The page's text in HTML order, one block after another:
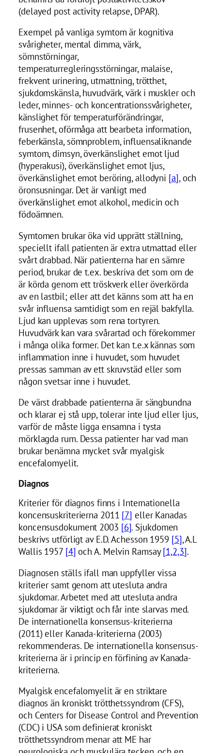
(delayed post activity relapse, DPAR).
Exempel på vanliga symtom är kognitiva
svårigheter, mental dimma, värk,
sömnstörningar,
temperaturregleringsstörningar, malaise,
frekvent urinering, utmattning, trötthet,
sjukdomskänsla, huvudvärk, värk i muskler och
leder, minnes- och koncentrationssvårigheter,
känslighet för temperaturförändringar,
frusenhet, oförmåga att bearbeta information,
feberkänsla, sömnproblem, influensaliknande
symtom, dimsyn, överkänslighet emot ljud
(hyperakusi), överkänslighet emot ljus,
överkänslighet emot beröring, allodyni [a], och
öronsusningar. Det är vanligt med
överkänslighet emot alkohol, medicin och
födoämnen.
Symtomen brukar öka vid upprätt ställning,
speciellt ifall patienten är extra utmattad eller
svårt drabbad. När patienterna har en sämre
period, brukar de t.ex. beskriva det som om de
är körda genom ett tröskverk eller överkörda
av en lastbil; eller att det känns som att ha en
svår influensa samtidigt som en rejäl bakfylla.
Ljud kan upplevas som rena tortyren.
Huvudvärk kan vara svårartad och förekommer
i många olika former. Det kan t.e.x kännas som
inflammation inne i huvudet, som huvudet
pressas samman av ett skruvstäd eller som
någon svetsar inne i huvudet.
De värst drabbade patienterna är sängbundna
och klarar ej stå upp, tolerar inte ljud eller ljus,
varför de måste ligga ensamna i tysta
mörklagda rum. Dessa patienter har vad man
brukar benämna mycket svår myalgisk
encefalomyelit.
Diagnos
Kriterier för diagnos finns i Internationella
koncensuskriterierna 2011 [7] eller Kanadas
koncensusdokument 2003 [6]. Sjukdomen
beskrivs utförligt av E.D. Achesson 1959 [5], A.L
Wallis 1957 [4] och A. Melvin Ramsay[1,2,3].
Diagnosen ställs ifall man uppfyller vissa
kriterier samt genom att utesluta andra
sjukdomar. Arbetet med att utesluta andra
sjukdomar är viktigt och får inte slarvas med.
De internationella konsensus-kriterierna
(2011) eller Kanada-kriterierna (2003)
rekommenderas. De internationella konsensus-
kriterierna är i princip en förfining av Kanada-
kriterierna.
Myalgisk encefalomyelit är en striktare
diagnos än kroniskt trötthetssyndrom (CFS),
och Centers for Disease Control and Prevention
(CDC) i USA som definierat kroniskt
trötthetssyndrom menar att ME har